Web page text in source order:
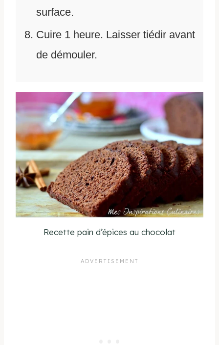
surface.
Cuire 1 heure. Laisser tiédir avant
de démouler.
Recette pain d’épices au chocolat